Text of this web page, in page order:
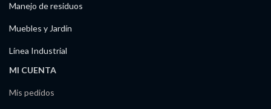
Manejo de residuos
Muebles y Jardín
Línea Industrial
MI CUENTA
Mis pedidos